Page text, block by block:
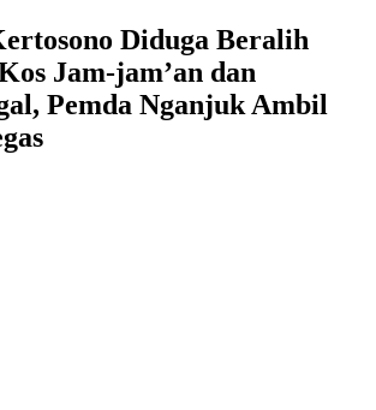
Diduga Beralih
Jam-jam’an dan
Pemda Nganjuk Ambil